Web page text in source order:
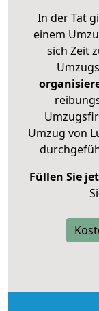
In der Tat
einem
sich Zeit
Umzugs
Umzug von
Füllen Sie